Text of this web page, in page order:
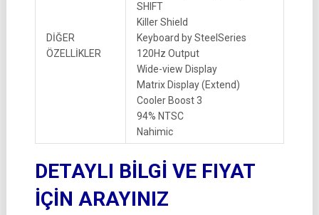
DİĞER
ÖZELLİKLER
SHIFT
Killer Shield
Keyboard by SteelSeries
120Hz Output
Wide-view Display
Matrix Display (Extend)
Cooler Boost 3
94% NTSC
Nahimic
DETAYLI BİLGİ VE FIYAT
İÇİN ARAYINIZ